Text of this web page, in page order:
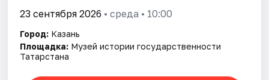
23 сентября 2026 • среда • 10:00
Город: Казань
Площадка: Музей истории государственности
Татарстана